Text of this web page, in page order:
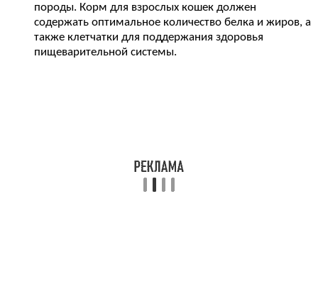
породы. Корм для взрослых кошек должен
содержать оптимальное количество белка и жиров, а
также клетчатки для поддержания здоровья
пищеварительной системы.